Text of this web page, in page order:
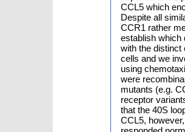
CCL5 which
Despite all
CCR1 rather
establish which
with the distinct
cells and we
using
were
mutants (e.g.
receptor
that the 40S
CCL5,